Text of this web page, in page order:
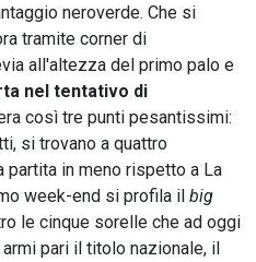
neroverde. Che si
tramite corner di
all'altezza del primo palo e
nel tentativo di
così tre punti pesantissimi:
si trovano a quattro
partita in meno rispetto a La
week-end si profila il big
le cinque sorelle che ad oggi
pari il titolo nazionale, il